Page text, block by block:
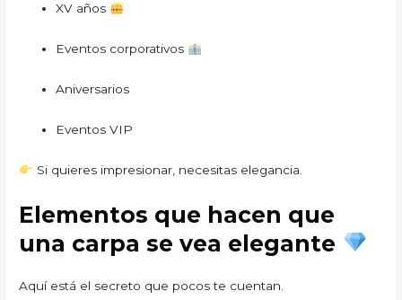
XV años
Eventos corporativos
Aniversarios
Eventos VIP
Si quieres impresionar, necesitas elegancia.
Elementos que hacen que
una carpa se vea elegante
Aquí está el secreto que pocos te cuentan.